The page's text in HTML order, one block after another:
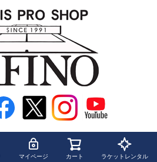
マイページ カート ラケットレンタル